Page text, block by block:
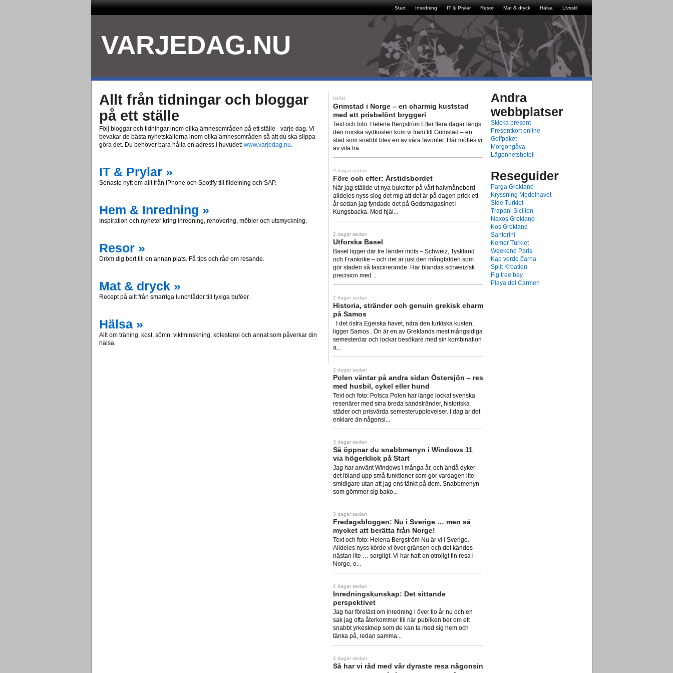
Start Inredning IT & Prylar Resor Mat & dryck Hälsa Livsstil
VARJEDAG.NU
Allt från tidningar och bloggar
på ett ställe
Följ bloggar och tidningar inom olika ämnesområden på ett ställe - varje dag. Vi
bevakar de bästa nyhetskällorna inom olika ämnesområden så att du ska slippa
göra det. Du behöver bara hålla en adress i huvudet: www.varjedag.nu.
IT & Prylar »
Senaste nytt om allt från iPhone och Spotify till fildelning och SAP.
Hem & Inredning »
Inspiration och nyheter kring inredning, renovering, möbler och utsmyckning.
Resor »
Dröm dig bort till en annan plats. Få tips och råd om resande.
Mat & dryck »
Recept på allt från smarriga lunchlådor till lyxiga buféer.
Hälsa »
Allt om träning, kost, sömn, viktminskning, kolesterol och annat som påverkar din
hälsa.
IGÅR
Grimstad i Norge – en charmig kuststad
med ett prisbelönt bryggeri
Text och foto: Helena Bergström Efter flera dagar längs
den norska sydkusten kom vi fram till Grimstad – en
stad som snabbt blev en av våra favoriter. Här möttes vi
av vita trä...
2 dagar sedan
Före och efter: Årstidsbordet
När jag ställde ut nya buketter på vårt halvmånebord
alldeles nyss slog det mig att det är på dagen prick ett
år sedan jag fyndade det på Godsmagasinet i
Kungsbacka. Med hjäl...
2 dagar sedan
Utforska Basel
Basel ligger där tre länder möts – Schweiz, Tyskland
och Frankrike – och det är just den mångfalden som
gör staden så fascinerande. Här blandas schweizisk
precision med...
2 dagar sedan
Historia, stränder och genuin grekisk charm
på Samos
I det östra Egeiska havet, nära den turkiska kusten,
ligger Samos . Ön är en av Greklands mest mångsidiga
semesteröar och lockar besökare med sin kombination
a...
2 dagar sedan
Polen väntar på andra sidan Östersjön – res
med husbil, cykel eller hund
Text och foto: Polsca Polen har länge lockat svenska
resenärer med sina breda sandstränder, historiska
städer och prisvärda semesterupplevelser. I dag är det
enklare än någonsi...
3 dagar sedan
Så öppnar du snabbmenyn i Windows 11
via högerklick på Start
Jag har använt Windows i många år, och ändå dyker
det ibland upp små funktioner som gör vardagen lite
smidigare utan att jag ens tänkt på dem. Snabbmenyn
som gömmer sig bako...
3 dagar sedan
Fredagsbloggen: Nu i Sverige … men så
mycket att berätta från Norge!
Text och foto: Helena Bergström Nu är vi i Sverige.
Alldeles nyss körde vi över gränsen och det kändes
nästan lite … sorgligt. Vi har haft en otroligt fin resa i
Norge, o...
4 dagar sedan
Inredningskunskap: Det sittande
perspektivet
Jag har föreläst om inredning i över tio år nu och en
sak jag ofta återkommer till när publiken ber om ett
snabbt yrkesknep som de kan ta med sig hem och
tänka på, redan samma...
4 dagar sedan
Så har vi råd med vår dyraste resa någonsin
Andra
webbplatser
Skicka present
Presentkort online
Golfpaket
Morgongåva
Lägenhetshotell
Reseguider
Parga Grekland
Kryssning Medelhavet
Side Turkiet
Trapani Sicilien
Naxos Grekland
Kos Grekland
Santorini
Kemer Turkiet
Weekend Paris
Kap verde öarna
Split Kroatien
Fig tree bay
Playa del Carmen